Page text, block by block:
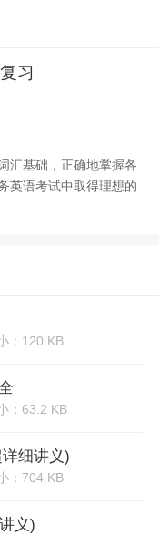
习
汇基础，正确地掌握各
英语考试中取得理想的
：120 KB
：63.2 KB
细讲义)
：704 KB
义)